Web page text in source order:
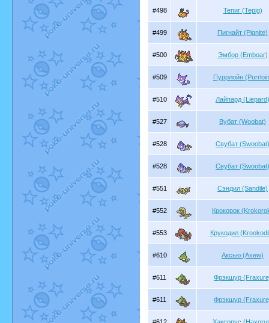
#498 Тепиг (Tepig)
#499 Пигнайт (Pignite)
#500 Эмбор (Emboar)
#509 Пуррлойн
#510 Лайпард (Liepard)
#527 Вубат (Woobat)
#528 Свубат (Swoobat)
#528 Свубат (Swoobat)
#551 Сэндил (Sandile)
#552 Крокорок
#553 Крукодил
#610 Аксью (Axew)
#611 Фрэкшур
#611 Фрэкшур